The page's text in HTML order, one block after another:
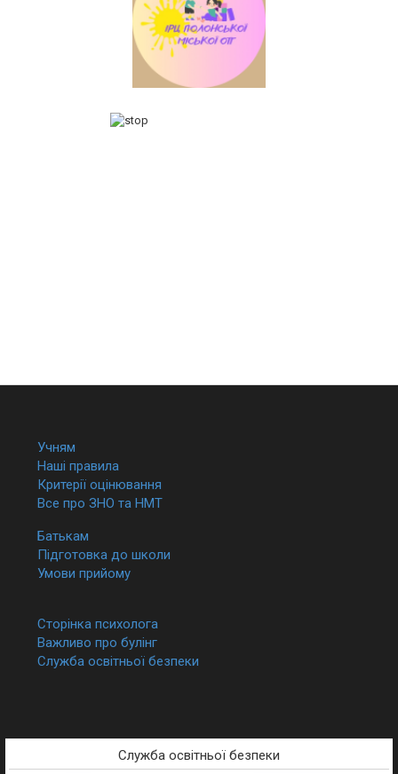
Учням
Наші правила
Критерії оцінювання
Все про ЗНО та НМТ
Батькам
Підготовка до школи
Умови прийому
Сторінка психолога
Важливо про булінг
Служба освітньої безпеки
Служба освітньої безпеки